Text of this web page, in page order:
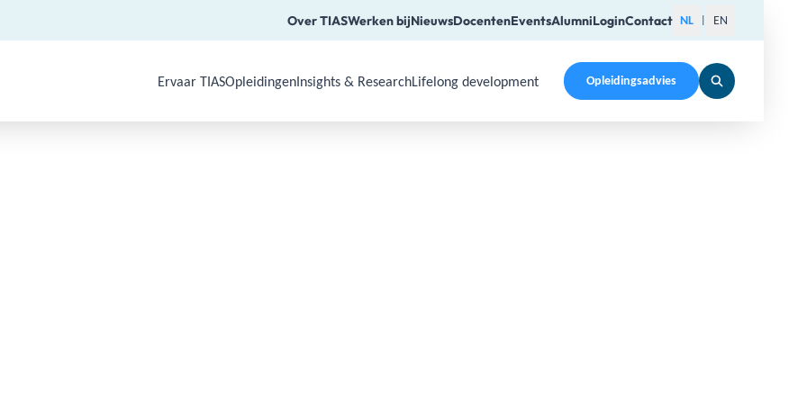
Over TIASWerken bijNieuwsDocentenEventsAlumniLoginContact NL EN
Use Arrow Down, Enter or Space to open a submenu. Use Arrow Up, Home, End to navigate items
Ervaar TIASOpleidingenInsights & ResearchLifelong development Opleidingsadvies